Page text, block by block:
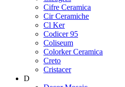
Cifre Ceramica
Cir Ceramiche
Cl Ker
Codicer 95
Coliseum
Colorker Ceramica
Creto
Cristacer
D